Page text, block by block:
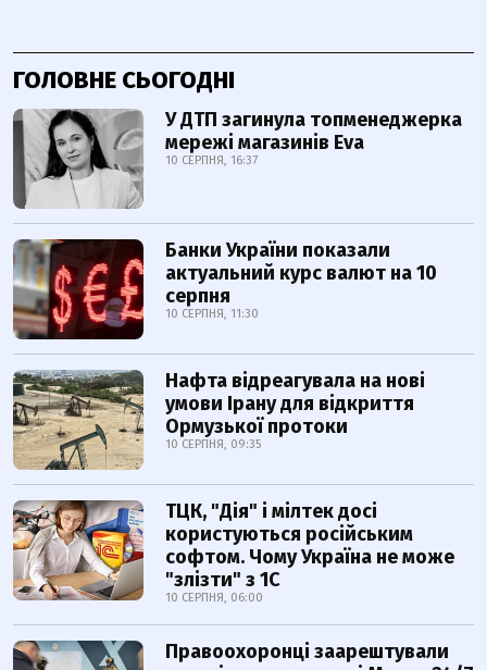
ГОЛОВНЕ СЬОГОДНІ
У ДТП загинула топменеджерка
мережі магазинів Eva
10 СЕРПНЯ, 16:37
Банки України показали
актуальний курс валют на 10
серпня
10 СЕРПНЯ, 11:30
Нафта відреагувала на нові
умови Ірану для відкриття
Ормузької протоки
10 СЕРПНЯ, 09:35
ТЦК, "Дія" і мілтек досі
користуються російським
софтом. Чому Україна не може
"злізти" з 1С
10 СЕРПНЯ, 06:00
Правоохоронці заарештували